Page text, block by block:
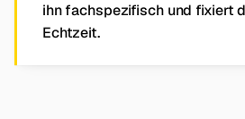
ihn fachspezifisch und fixiert
Echtzeit.